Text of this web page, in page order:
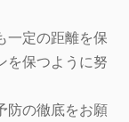
一定の距離を保
を保つように努
防の徹底をお願